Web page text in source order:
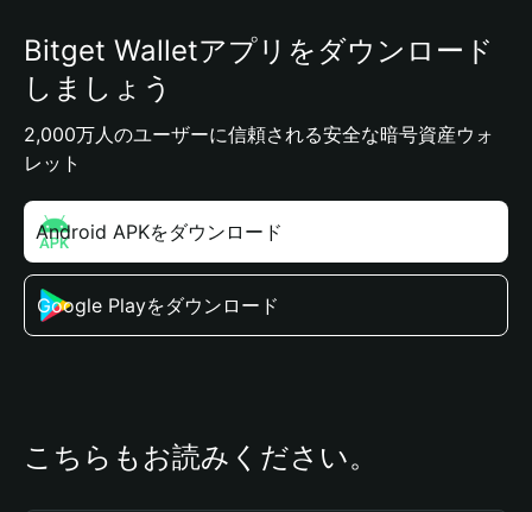
Bitget Walletアプリをダウンロード
しましょう
2,000万人のユーザーに信頼される安全な暗号資産ウォ
レット
Android APKをダウンロード
Google Playをダウンロード
こちらもお読みください。